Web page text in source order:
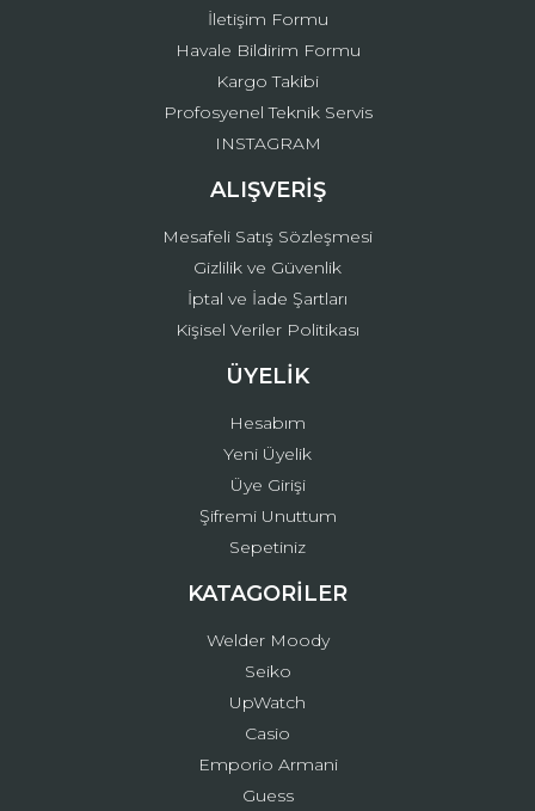
Gönder
İletişim Formu
Havale Bildirim Formu
Kargo Takibi
Profosyenel Teknik Servis
INSTAGRAM
ALIŞVERİŞ
Mesafeli Satış Sözleşmesi
Gizlilik ve Güvenlik
İptal ve İade Şartları
Kişisel Veriler Politikası
ÜYELİK
Hesabım
Yeni Üyelik
Üye Girişi
Şifremi Unuttum
Sepetiniz
KATAGORİLER
Welder Moody
Seiko
UpWatch
Casio
Emporio Armani
Guess